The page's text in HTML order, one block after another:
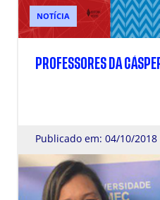
NOTÍCIA
PROFESSORES DA
Publicado em: 04/10/2018